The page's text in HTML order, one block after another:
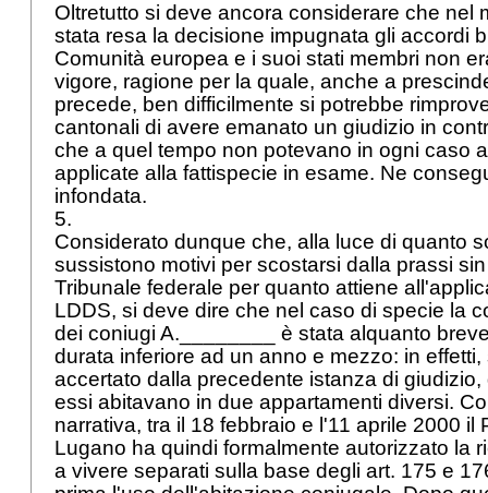
Oltretutto si deve ancora considerare che nel
stata resa la decisione impugnata gli accordi
Comunità europea e i suoi stati membri non
vigore, ragione per la quale, anche a
precede, ben difficilmente si potrebbe
cantonali di avere emanato un giudizio in
che a quel tempo non potevano in ogni caso
applicate alla fattispecie in esame. Ne
infondata.
5.
Considerato dunque che, alla luce di quanto
sussistono motivi per scostarsi dalla prassi
Tribunale federale per quanto attiene
LDDS, si deve dire che nel caso di specie la
dei coniugi A.________ è stata alquanto
durata inferiore ad un anno e mezzo: in
accertato dalla precedente istanza di
essi abitavano in due appartamenti diversi.
narrativa, tra il 18 febbraio e l'11 aprile 2000 il
Lugano ha quindi formalmente autorizzato la
a vivere separati sulla base degli art. 175 e